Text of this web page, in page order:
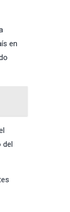
en